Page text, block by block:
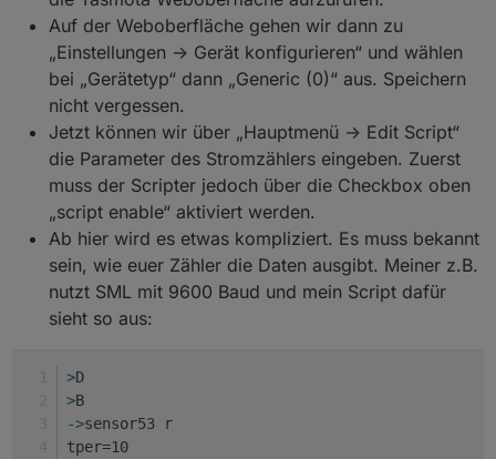
Auf der Weboberfläche gehen wir dann zu
„Einstellungen -> Gerät konfigurieren“ und wählen
bei „Gerätetyp“ dann „Generic (0)“ aus. Speichern
nicht vergessen.
Jetzt können wir über „Hauptmenü -> Edit Script“
die Parameter des Stromzählers eingeben. Zuerst
muss der Scripter jedoch über die Checkbox oben
„script enable“ aktiviert werden.
Ab hier wird es etwas kompliziert. Es muss bekannt
sein, wie euer Zähler die Daten ausgibt. Meiner z.B.
nutzt SML mit 9600 Baud und mein Script dafür
sieht so aus:
>D
>B
->sensor53 r
tper=10